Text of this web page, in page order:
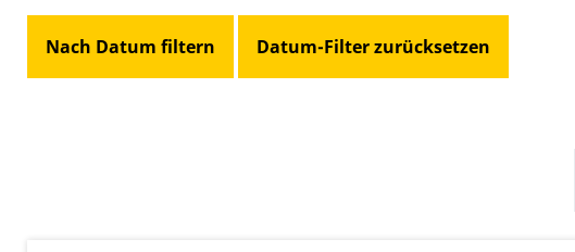
Nach Datum filtern Datum-Filter zurücksetzen